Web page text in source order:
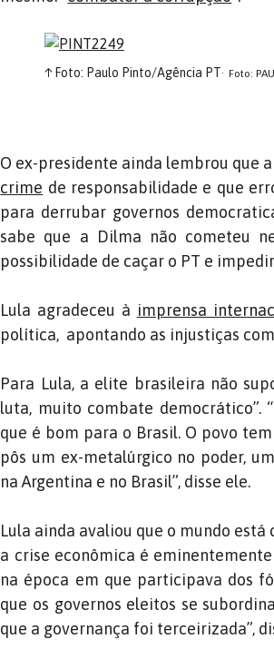
↑Foto: Paulo Pinto/Agência PT Foto:
O ex-presidente ainda lembrou que
crime de responsabilidade e que
para derrubar governos
sabe que a Dilma não cometeu
possibilidade de caçar o PT e
Lula agradeceu à imprensa
política, apontando as injustiças
Para Lula, a elite brasileira não
luta, muito combate democrático”.
que é bom para o Brasil. O povo
pôs um ex-metalúrgico no poder,
na Argentina e no Brasil”, disse ele.
Lula ainda avaliou que o mundo
a crise econômica é
na época em que participava dos
que os governos eleitos se
que a governança foi terceirizada”,